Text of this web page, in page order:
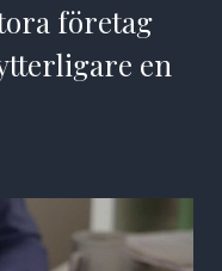
företag
en